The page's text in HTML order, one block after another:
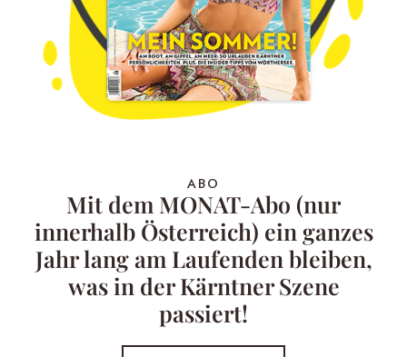
ABO
Mit dem MONAT-Abo (nur
innerhalb Österreich) ein ganzes
Jahr lang am Laufenden bleiben,
was in der Kärntner Szene
passiert!